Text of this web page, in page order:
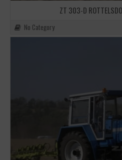
ZT 303-D
No Category